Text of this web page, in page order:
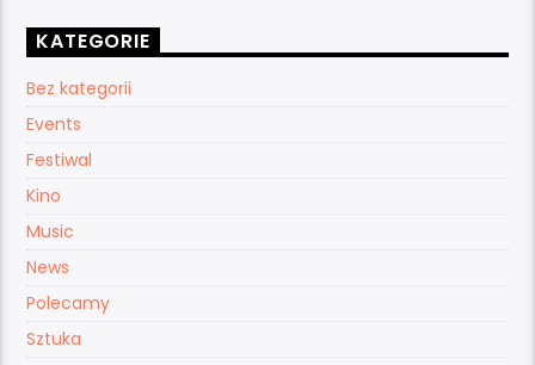
KATEGORIE
Bez kategorii
Events
Festiwal
Kino
Music
News
Polecamy
Sztuka